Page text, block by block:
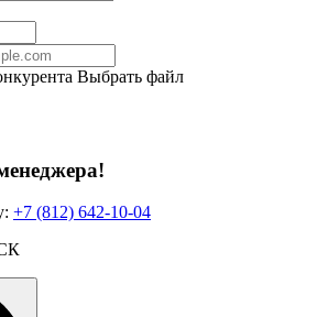
Выбрать файл
+7 (812) 642-10-04